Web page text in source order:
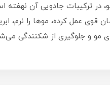
در ترکیبات جادویی آن